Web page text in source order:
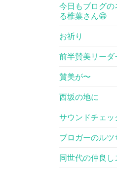
今日もブログの
る椎葉さん😁
お祈り
前半賛美リー
賛美が〜
西坂の地に
サウンドチェッ
ブロガーのルツ
同世代の仲良